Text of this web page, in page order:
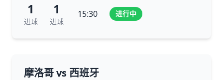
1
进球
1
进球
15:30 进行中
摩洛哥 vs 西班牙